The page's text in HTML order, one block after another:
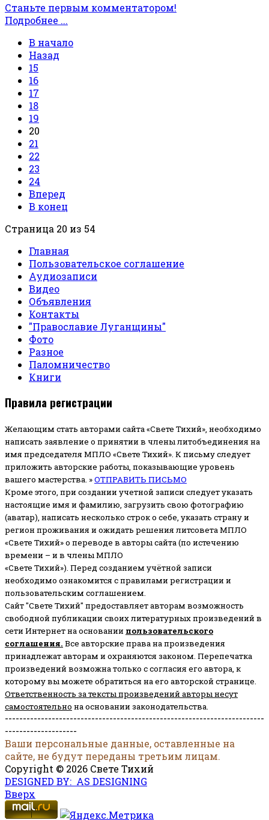
Станьте первым комментатором!
Подробнее ...
В начало
Назад
15
16
17
18
19
20
21
22
23
24
Вперед
В конец
Страница 20 из 54
Главная
Пользовательское соглашение
Аудиозаписи
Видео
Объявления
Контакты
"Православие Луганщины"
Фото
Разное
Паломничество
Книги
Правила регистрации
Желающим стать авторами сайта «Свете Тихий», необходимо
написать заявление о принятии в члены литобъединения на
имя председателя МПЛО «Свете Тихий». К письму следует
приложить авторские работы, показывающие уровень
вашего мастерства. »ОТПРАВИТЬ ПИСЬМО
Кроме этого, при создании учетной записи следует указать
настоящие имя и фамилию, загрузить свою фотографию
(аватар), написать несколько строк о себе, указать страну и
регион проживания и ожидать решения литсовета МПЛО
«Свете Тихий» о переводе в авторы сайта (по истечению
времени – и в члены МПЛО
«Свете Тихий»). Перед созданием учётной записи
необходимо ознакомится с правилами регистрации и
пользовательским соглашением.
Сайт "Свете Тихий" предоставляет авторам возможность
свободной публикации своих литературных произведений в
сети Интернет на основании пользовательского
соглашения. Все авторские права на произведения
принадлежат авторам и охраняются законом. Перепечатка
произведений возможна только с согласия его автора, к
которому вы можете обратиться на его авторской странице.
Ответственность за тексты произведений авторы несут
самостоятельно на основании законодательства.
------------------------------------------------------------------------
--------------------
Ваши персональные данные, оставленные на
сайте, не будут переданы третьим лицам.
Copyright © 2026 Свете Тихий
DESIGNED BY: AS DESIGNING
Вверх